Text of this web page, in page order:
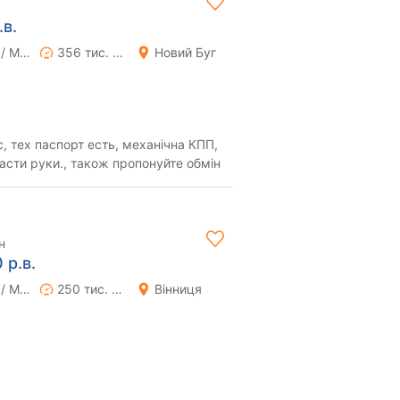
Ручна / Механіка 356 тис. км Новий Буг
тех паспорт есть, механічна КПП,
руки., також пропонуйте обмін
р.в.
Ручна / Механіка 250 тис. км Вінниця